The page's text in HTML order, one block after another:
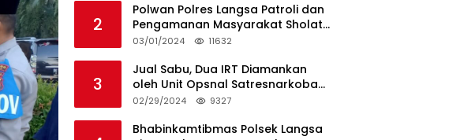
2
Polwan Polres Langsa Patroli dan
Pengamanan Masyarakat Sholat
Jumat
03/01/2024 11632
3
Jual Sabu, Dua IRT Diamankan
oleh Unit Opsnal Satresnarkoba
Polres Langsa
02/29/2024 9327
Bhabinkamtibmas Polsek Langsa